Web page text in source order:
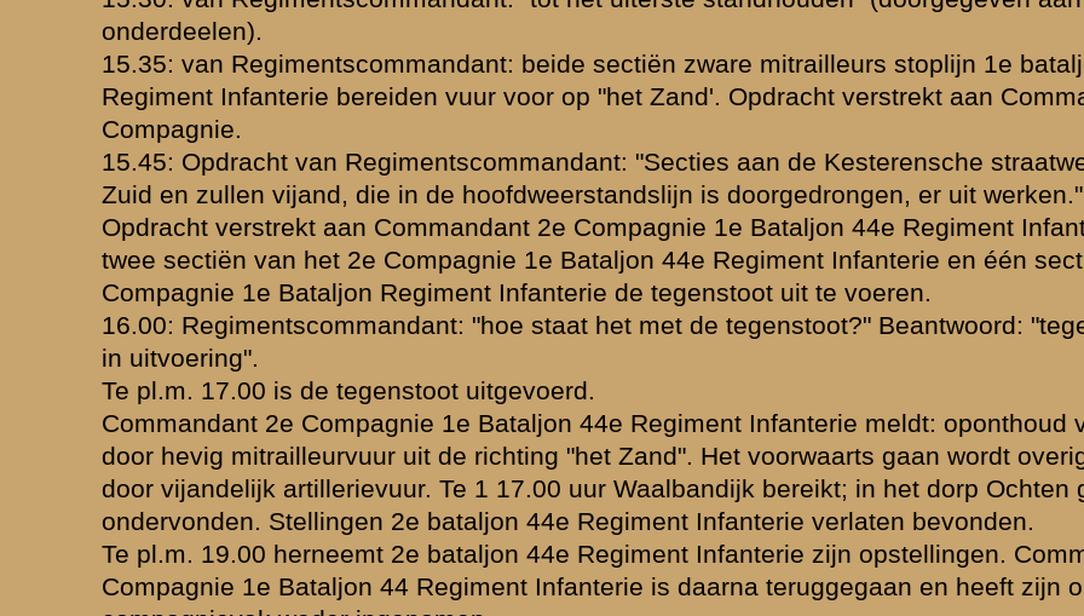
opdracht te legeren van 14 / 15 Mei in de boomgaarden in de omgeving, teneinde
van de brug bij Culemborg te kunnen deelnemen.
hebben de Officieren met het personeel van het scherm zich teruggemeld.
meldt: geen vijand waargenomen; te 0.30 den terugtocht aanvaard".
vijandelijkheden worden gestaakt.
Inleveringen van wapens, munitie, enz.
Commandant 1e Bataljon 44e Regiment Infanterie.
(J.W. Merkestein).
Begrippenlijst| Veelgestelde vragen|Afkortingen